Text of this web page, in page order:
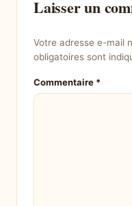
Laisser un
Votre adresse e-mail
obligatoires sont
Commentaire *